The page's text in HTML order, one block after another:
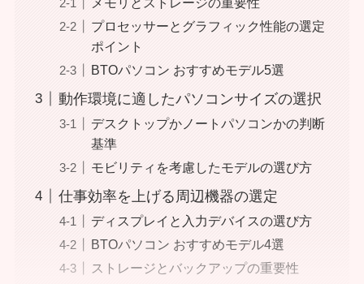
プロセッサーとグラフィック性能の選定
ポイント
BTOパソコン おすすめモデル5選
動作環境に適したパソコンサイズの選択
デスクトップかノートパソコンかの判断
基準
モビリティを考慮したモデルの選び方
仕事効率を上げる周辺機器の選定
ディスプレイと入力デバイスの選び方
BTOパソコン おすすめモデル4選
ストレージとバックアップの重要性